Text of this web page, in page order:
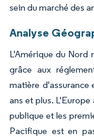
sein du marché des
Analyse
L'Amérique du Nord
grâce aux
matière
ans et plus.
publique et les
Pacifique est en